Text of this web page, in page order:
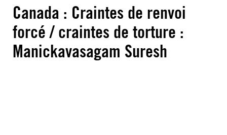
Canada : Craintes de renvoi
forcé / craintes de torture :
Manickavasagam Suresh